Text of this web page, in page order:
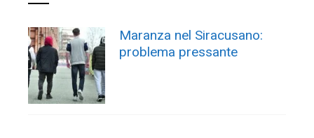
Maranza nel Siracusano:
problema pressante